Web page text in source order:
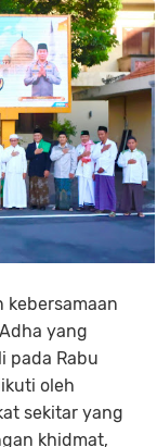
kebersamaan
yang
pada Rabu
oleh
sekitar yang
khidmat,